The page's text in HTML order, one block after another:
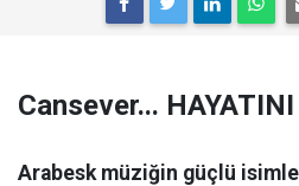
Cansever...
Arabesk müziğin güçlü